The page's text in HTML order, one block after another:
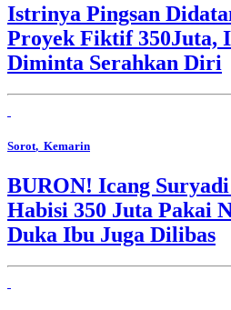
Istrinya Pingsan
Proyek Fiktif 350Juta,
Diminta Serahkan Diri
Sorot, Kemarin
BURON! Icang
Habisi 350 Juta Pakai
Duka Ibu Juga Dilibas